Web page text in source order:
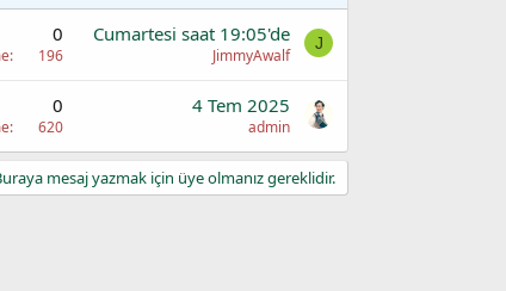
0
196
Cumartesi saat 19:05'de
JimmyAwalf
J
0
620
4 Tem 2025
admin
mesaj yazmak için üye olmanız gereklidir.